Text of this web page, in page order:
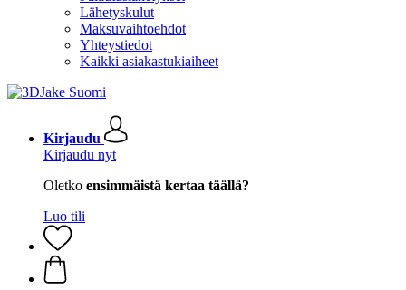
Lähetyskulut
Maksuvaihtoehdot
Yhteystiedot
Kaikki asiakastukiaiheet
Kirjaudu
Kirjaudu nyt
Oletko ensimmäistä kertaa täällä?
Luo tili